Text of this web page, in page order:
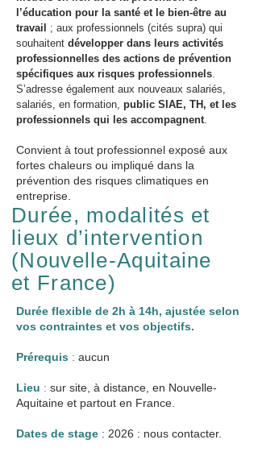
Durée, modalités et
lieux d’intervention
(Nouvelle‑Aquitaine
et France)
l’éducation pour la santé et le bien-être au
travail ; aux professionnels (cités supra) qui
souhaitent développer dans leurs activités
professionnelles des actions de prévention
spécifiques aux risques professionnels
S’adresse également aux nouveaux salariés,
salariés, en formation, public SIAE, TH, et les
professionnels qui les accompagnent
Convient à tout professionnel exposé aux
fortes chaleurs ou impliqué dans la
prévention des risques climatiques en
entreprise.
Durée flexible de 2h à 14h, ajustée selon
vos contraintes et vos objectifs.
Prérequis : aucun
Lieu : sur site, à distance, en Nouvelle-
Aquitaine et partout en France.
Dates de stage : 2026 : nous contacter.